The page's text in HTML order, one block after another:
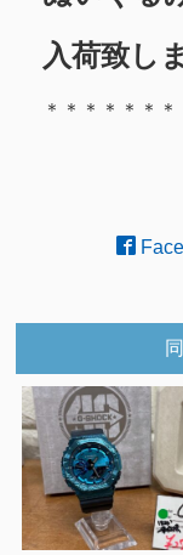
入荷致し
＊＊＊＊＊＊